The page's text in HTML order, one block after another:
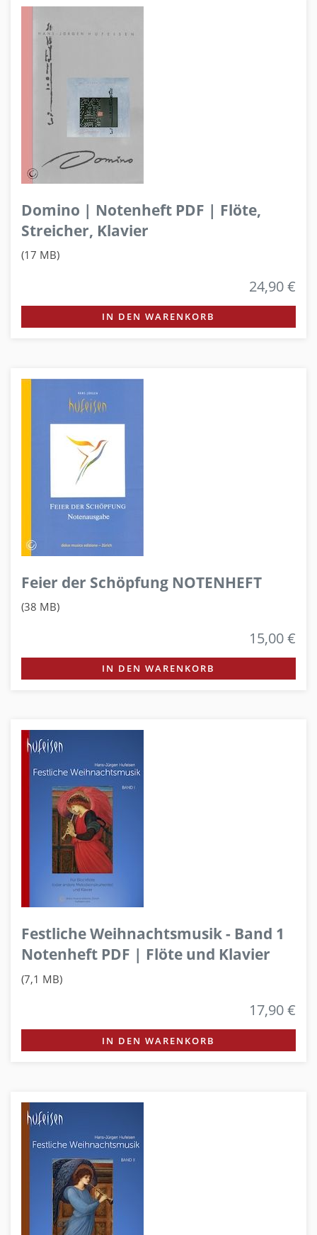
Domino | Notenheft PDF | Flöte,
Streicher, Klavier
(17 MB)
24,90 €
IN DEN WARENKORB
Feier der Schöpfung NOTENHEFT
(38 MB)
15,00 €
IN DEN WARENKORB
Festliche Weihnachtsmusik - Band 1
Notenheft PDF | Flöte und Klavier
(7,1 MB)
17,90 €
IN DEN WARENKORB